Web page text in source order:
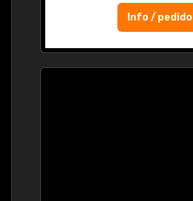
Info / pedido